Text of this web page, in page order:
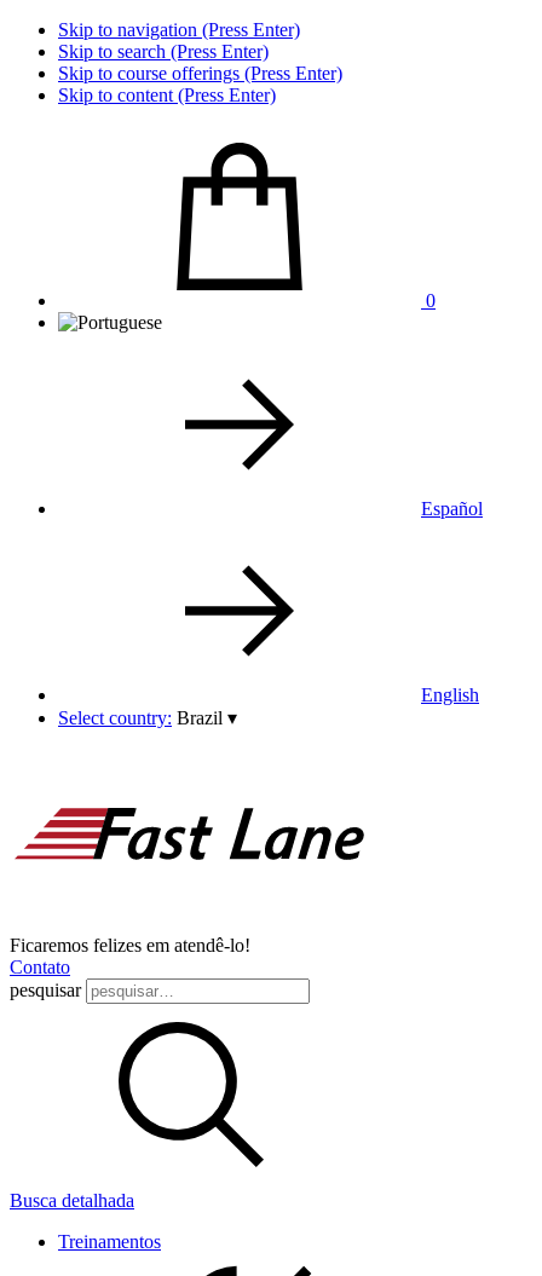
Skip to navigation (Press Enter)
Skip to search (Press Enter)
Skip to course offerings (Press Enter)
Skip to content (Press Enter)
0
Español
English
Select country: Brazil ▾
Ficaremos felizes em atendê-lo!
Contato
pesquisar
Busca detalhada
Treinamentos